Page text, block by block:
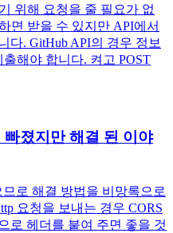
위해 요청을 줄 필요가 없
면 받을 수 있지만 API에서
다. GitHub API의 경우 정보
해야 합니다. 켜고 POST
빠졌지만 해결 된 이야
므로 해결 방법을 비망록으로
요청을 보내는 경우 CORS
로 헤더를 붙여 주면 좋을 것